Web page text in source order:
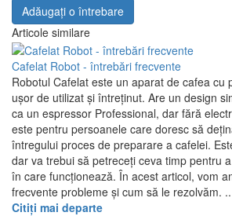
Adăugați o întrebare
Articole similare
Cafelat Robot - întrebări frecvente
Robotul Cafelat este un aparat de cafea cu
ușor de utilizat și întreținut. Are un design
ca un espressor Professional, dar fără
este pentru persoanele care doresc să
întregului proces de preparare a cafelei.
dar va trebui să petreceți ceva timp pentru
în care funcționează. În acest articol, vom
frecvente probleme și cum să le rezolvăm. ..
Citiți mai departe